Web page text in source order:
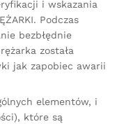
i wskazania
Podczas
bezbłędnie
została
jak zapobiec awarii
elementów, i
które są